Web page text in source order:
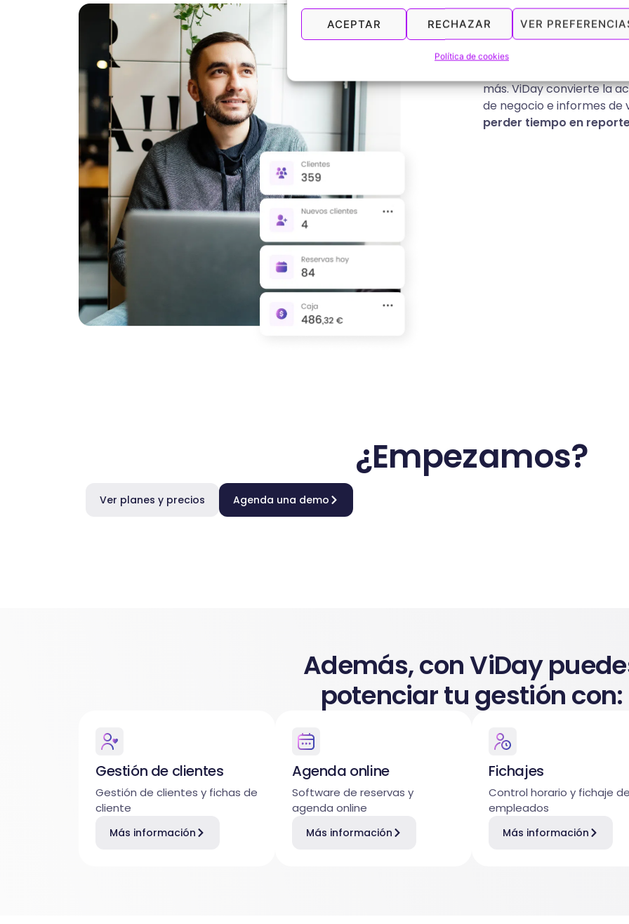
ACEPTAR RECHAZAR VER
Política de cookies
Los
necesidad
Saber qué funciona
más. ViDay convierte la
de negocio e informes de
perder tiempo en
¿Empezamos?
Ver planes y precios Agenda una demo
Además, con ViDay
potenciar tu gestión con:
Gestión de clientes
Gestión de clientes y fichas de
cliente
Más información
Agenda online
Software de reservas y
agenda online
Más información
Fichajes
Control horario y fichaje de
empleados
Más información